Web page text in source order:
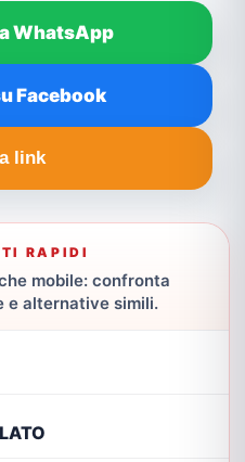
WhatsApp
Facebook
link
RAPIDI
mobile: confronta
e alternative simili.